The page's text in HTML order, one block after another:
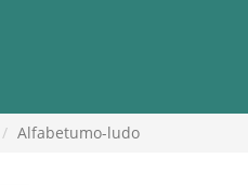
Alfabetumo-ludo